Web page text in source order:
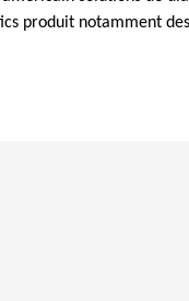
produit notamment